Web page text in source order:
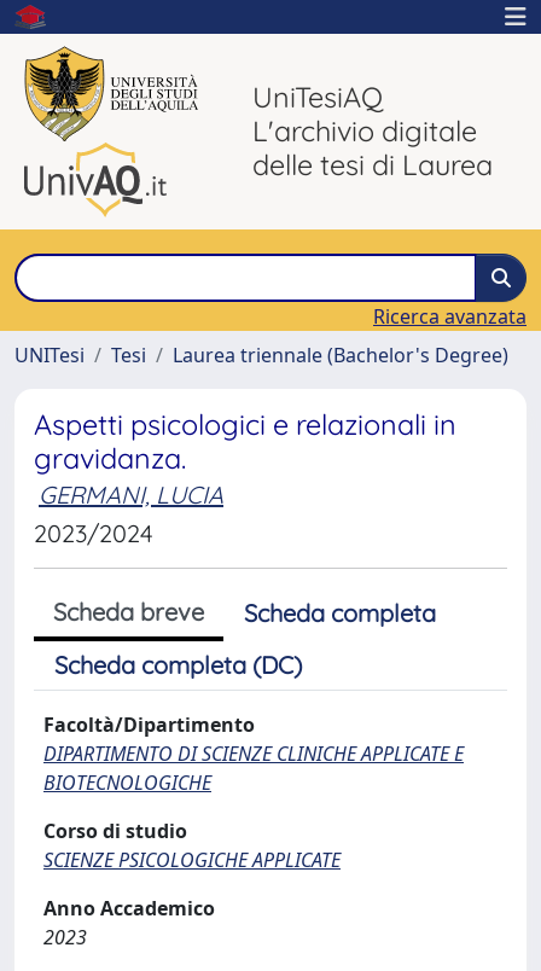
UniTesiAQ
L'archivio digitale
delle tesi di Laurea
Ricerca avanzata
UNITesi
Tesi Laurea triennale (Bachelor's Degree)
Aspetti psicologici e relazionali in
gravidanza.
GERMANI, LUCIA
2023/2024
Scheda breve
Scheda completa
Scheda completa (DC)
Facoltà/Dipartimento
DIPARTIMENTO DI SCIENZE CLINICHE APPLICATE E
BIOTECNOLOGICHE
Corso di studio
SCIENZE PSICOLOGICHE APPLICATE
Anno Accademico
2023